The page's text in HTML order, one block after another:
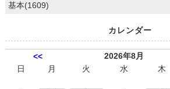
基本(1609)
カレンダー
<<
2026年8月
日
月 火 水 木